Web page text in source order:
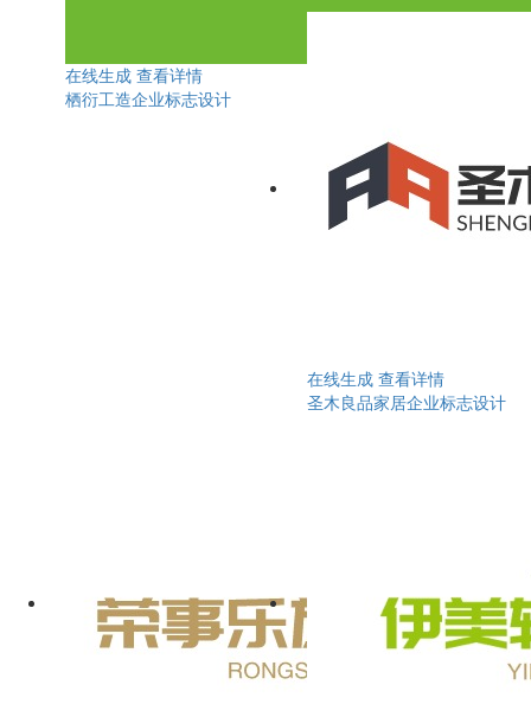
在线生成 查看详情
栖衍工造企业标志设计
在线生成 查看详情
圣木良品家居企业标志设计